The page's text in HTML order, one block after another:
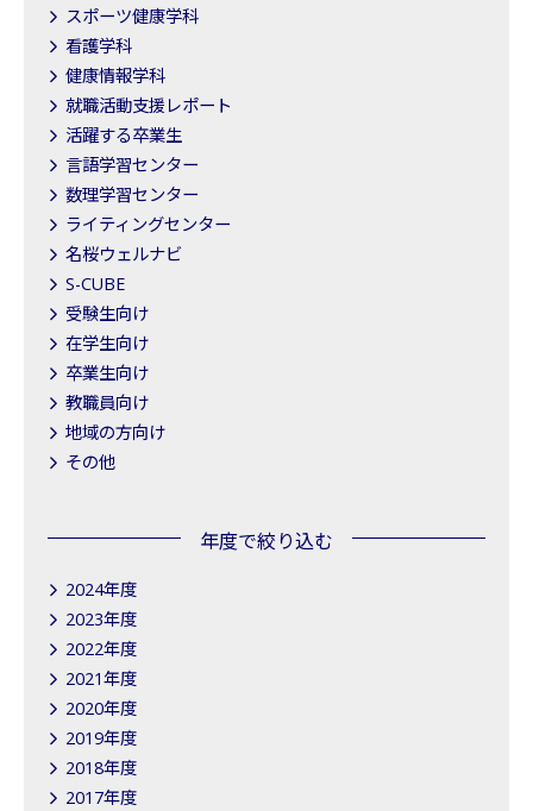
スポーツ健康学科
看護学科
健康情報学科
就職活動支援レポート
活躍する卒業生
言語学習センター
数理学習センター
ライティングセンター
名桜ウェルナビ
S-CUBE
受験生向け
在学生向け
卒業生向け
教職員向け
地域の方向け
その他
年度で絞り込む
2024年度
2023年度
2022年度
2021年度
2020年度
2019年度
2018年度
2017年度